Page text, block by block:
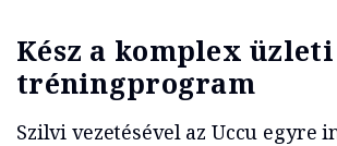
Kész a komplex üzleti
tréningprogram
Szilvi vezetésével az Uccu egyre